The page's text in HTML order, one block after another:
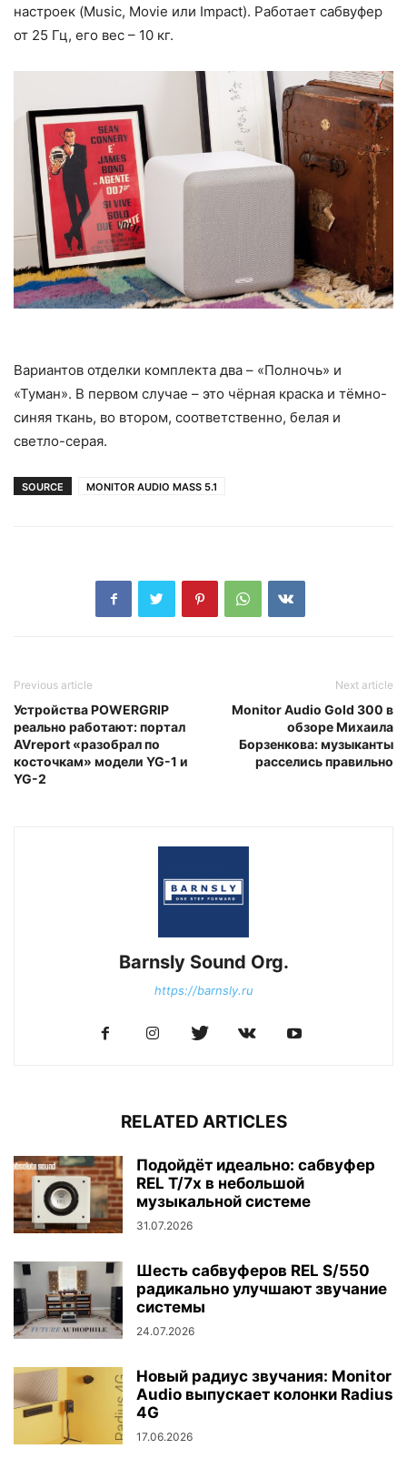
настроек (Music, Movie или Impact). Работает сабвуфер
от 25 Гц, его вес – 10 кг.
Вариантов отделки комплекта два – «Полночь» и
«Туман». В первом случае – это чёрная краска и тёмно-
синяя ткань, во втором, соответственно, белая и
светло-серая.
SOURCE MONITOR AUDIO MASS 5.1
Previous article
Устройства POWERGRIP
реально работают: портал
AVreport «разобрал по
косточкам» модели YG-1 и
YG-2
Next article
Monitor Audio Gold 300 в
обзоре Михаила
Борзенкова: музыканты
расселись правильно
Barnsly Sound Org.
https://barnsly.ru
RELATED ARTICLES
Подойдёт идеально: сабвуфер
REL T/7x в небольшой
музыкальной системе
31.07.2026
Шесть сабвуферов REL S/550
радикально улучшают звучание
системы
24.07.2026
Новый радиус звучания: Monitor
Audio выпускает колонки Radius
4G
17.06.2026